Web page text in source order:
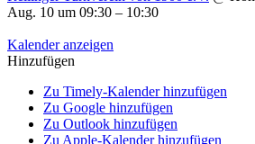
Aug. 10 um 09:30 – 10:30
Kalender anzeigen
Hinzufügen
Zu Timely-Kalender hinzufügen
Zu Google hinzufügen
Zu Outlook hinzufügen
Zu Apple-Kalender hinzufügen